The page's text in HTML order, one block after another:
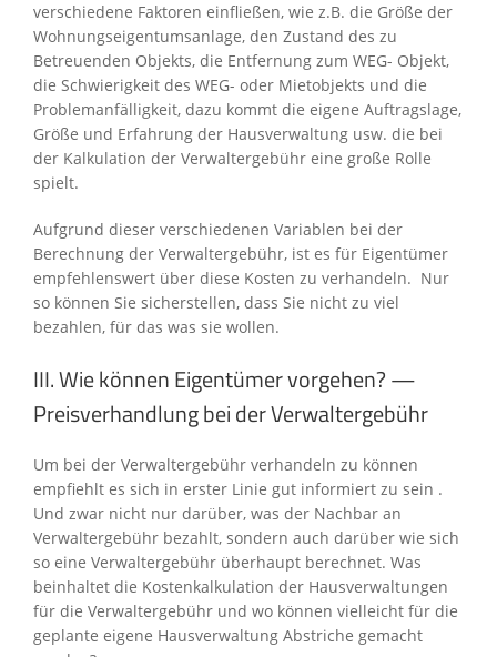
verschiedene Faktoren einfließen, wie z.B. die Größe der
Wohnungseigentumsanlage, den Zustand des zu
Betreuenden Objekts, die Entfernung zum WEG- Objekt,
die Schwierigkeit des WEG- oder Mietobjekts und die
Problemanfälligkeit, dazu kommt die eigene Auftragslage,
Größe und Erfahrung der Hausverwaltung usw. die bei
der Kalkulation der Verwaltergebühr eine große Rolle
spielt.
Aufgrund dieser verschiedenen Variablen bei der
Berechnung der Verwaltergebühr, ist es für Eigentümer
empfehlenswert über diese Kosten zu verhandeln. Nur
so können Sie sicherstellen, dass Sie nicht zu viel
bezahlen, für das was sie wollen.
III. Wie können Eigentümer vorgehen? —
Preisverhandlung bei der Verwaltergebühr
Um bei der Verwaltergebühr verhandeln zu können
empfiehlt es sich in erster Linie gut informiert zu sein .
Und zwar nicht nur darüber, was der Nachbar an
Verwaltergebühr bezahlt, sondern auch darüber wie sich
so eine Verwaltergebühr überhaupt berechnet. Was
beinhaltet die Kostenkalkulation der Hausverwaltungen
für die Verwaltergebühr und wo können vielleicht für die
geplante eigene Hausverwaltung Abstriche gemacht